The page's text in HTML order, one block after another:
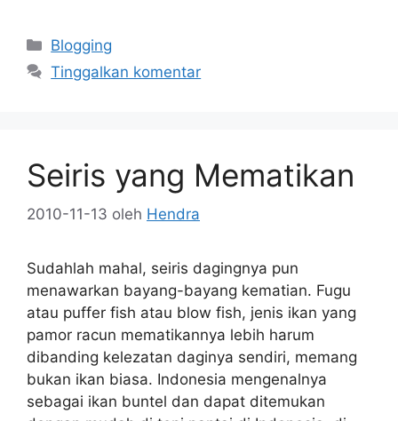
Kategori
Blogging
Tinggalkan komentar
Seiris yang Mematikan
2010-11-13 oleh Hendra
Sudahlah mahal, seiris dagingnya pun
menawarkan bayang-bayang kematian. Fugu
atau puffer fish atau blow fish, jenis ikan yang
pamor racun mematikannya lebih harum
dibanding kelezatan daginya sendiri, memang
bukan ikan biasa. Indonesia mengenalnya
sebagai ikan buntel dan dapat ditemukan